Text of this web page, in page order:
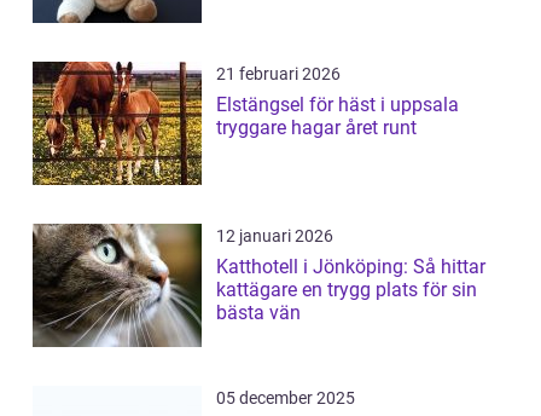
21 februari 2026
Elstängsel för häst i uppsala
tryggare hagar året runt
12 januari 2026
Katthotell i Jönköping: Så hittar
kattägare en trygg plats för sin
bästa vän
05 december 2025